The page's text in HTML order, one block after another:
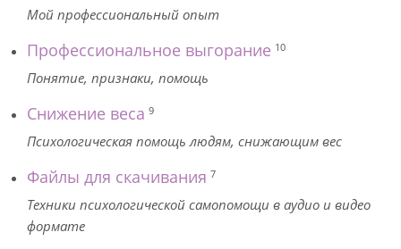
Мой профессиональный опыт
Профессиональное выгорание 10
Понятие, признаки, помощь
Снижение веса 9
Психологическая помощь людям, снижающим вес
Файлы для скачивания 7
Техники психологической самопомощи в аудио и видео
формате